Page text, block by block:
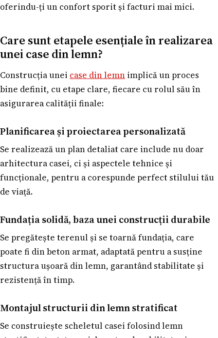
oferindu-ți un confort sporit și facturi mai mici.
Care sunt etapele esențiale în realizarea
unei case din lemn?
Construcția unei case din lemn implică un proces
bine definit, cu etape clare, fiecare cu rolul său în
asigurarea calității finale:
Planificarea și proiectarea personalizată
Se realizează un plan detaliat care include nu doar
arhitectura casei, ci și aspectele tehnice și
funcționale, pentru a corespunde perfect stilului tău
de viață.
Fundația solidă, baza unei construcții durabile
Se pregătește terenul și se toarnă fundația, care
poate fi din beton armat, adaptată pentru a susține
structura ușoară din lemn, garantând stabilitate și
rezistență în timp.
Montajul structurii din lemn stratificat
Se construiește scheletul casei folosind lemn